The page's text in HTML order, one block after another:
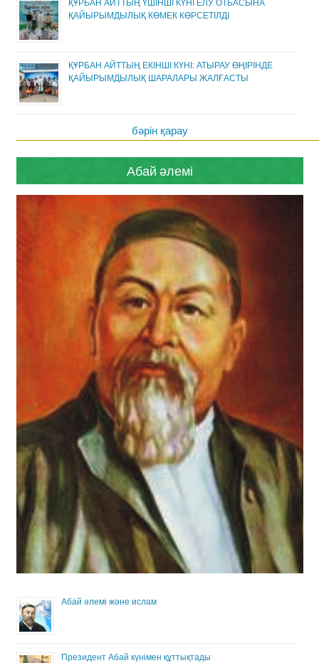
ҚҰРБАН АЙТТЫҢ ҮШІНШІ КҮНІ ЕЛУ ОТБАСЫНА
ҚАЙЫРЫМДЫЛЫҚ КӨМЕК КӨРСЕТІЛДІ
ҚҰРБАН АЙТТЫҢ ЕКІНШІ КҮНІ: АТЫРАУ ӨҢІРІНДЕ
ҚАЙЫРЫМДЫЛЫҚ ШАРАЛАРЫ ЖАЛҒАСТЫ
бәрін қарау
Абай әлемі
Абай әлемі және ислам
Президент Абай күнімен құттықтады